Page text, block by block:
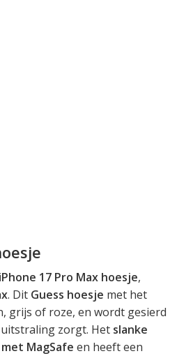
17 Pro Max hoesje,
. Dit Guess hoesje met het
grijs of roze, en wordt gesierd
zorgt. Het slanke
MagSafe en heeft een